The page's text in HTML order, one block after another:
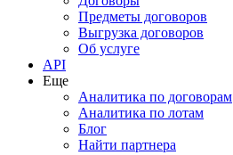
Предметы договоров
Выгрузка договоров
Об услуге
API
Еще
Аналитика по договорам
Аналитика по лотам
Блог
Найти партнера